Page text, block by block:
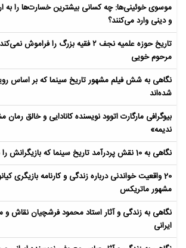
موسوی خوئینی‌ها: چه کسانی بیشترین خسارت‌ها را به
و دینی وارد می‌کنند؟
تاریخ حوزه علمیه نجف ۲ فقیه بزرگ را
مرحوم خویی
نگاهی به شش فیلم مشهور تاریخ سینما که بر اساس
شده‌اند
بیوگرافی مارگارت اتوود نویسنده کانادایی و خالق
ندیمه»
نگاهی به 10 نقش پردرآمد تاریخ سینما که بازیگرانش را میلیونر کرد
20 واقعیت خواندنی درباره زندگی و کارنامه بازیگری
مشهور ماتریکس
نگاهی به زندگی و آثار استاد محمود فرشچیان نقاش و
ایرانی